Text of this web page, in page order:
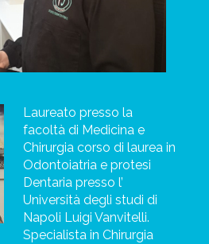
Laureato presso la
facoltà di Medicina e
Chirurgia corso di laurea in
Odontoiatria e protesi
Dentaria presso l’
Università degli studi di
Napoli Luigi Vanvitelli.
Specialista in Chirurgia